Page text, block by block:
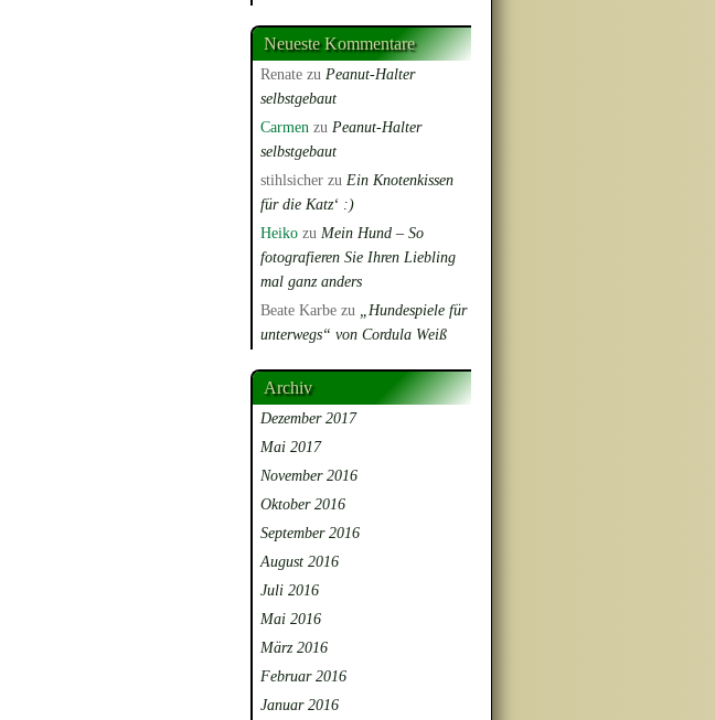
Neueste Kommentare
Renate zu Peanut-Halter
selbstgebaut
Carmen zu Peanut-Halter
selbstgebaut
stihlsicher zu Ein Knotenkissen
für die Katz‘ :)
Heiko zu Mein Hund – So
fotografieren Sie Ihren Liebling
mal ganz anders
Beate Karbe zu „Hundespiele für
unterwegs“ von Cordula Weiß
Archiv
Dezember 2017
Mai 2017
November 2016
Oktober 2016
September 2016
August 2016
Juli 2016
Mai 2016
März 2016
Februar 2016
Januar 2016